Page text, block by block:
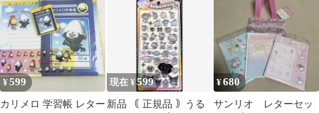
¥599
カリメロ 学習帳 レター
現在 ¥599
新品 ｟ 正規品 ｠うる
¥680
サンリオ レターセッ